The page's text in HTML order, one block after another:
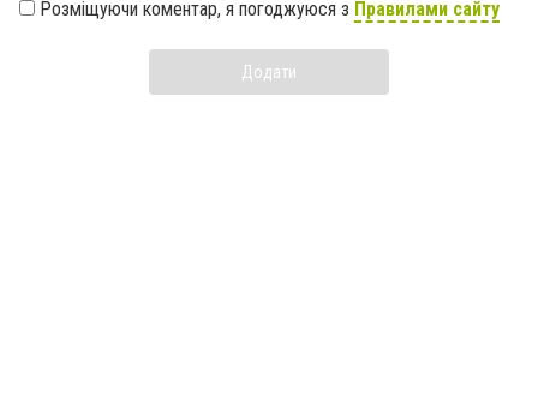
Розміщуючи коментар, я погоджуюся з Правилами сайту
Додати